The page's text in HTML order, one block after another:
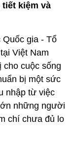
tiết kiệm và
Quốc gia - Tổ
Việt Nam
cho cuộc sống
bị một sức
nhập từ việc
những người
chí chưa đủ lo